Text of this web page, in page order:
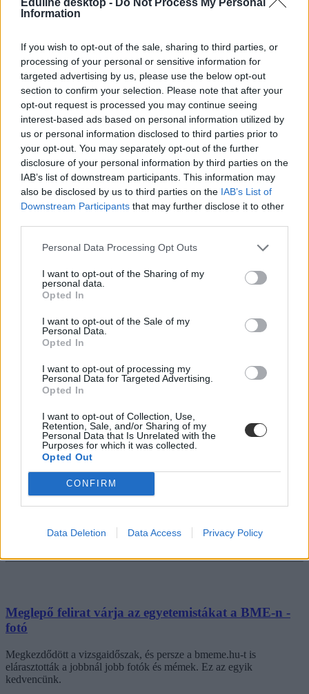
Information
If you wish to opt-out of the sale, sharing to third parties, or
processing of your personal or sensitive information for
targeted advertising by us, please use the below opt-out
section to confirm your selection. Please note that after your
opt-out request is processed you may continue seeing
interest-based ads based on personal information utilized by
us or personal information disclosed to third parties prior to
your opt-out. You may separately opt-out of the further
disclosure of your personal information by third parties on the
IAB’s list of downstream participants. This information may
also be disclosed by us to third parties on the IAB’s List of
Downstream Participants that may further disclose it to other
Personal Data Processing Opt Outs
I want to opt-out of the Sharing of my
personal data.
Opted In
I want to opt-out of the Sale of my
Personal Data.
Opted In
I want to opt-out of processing my
Personal Data for Targeted Advertising.
Opted In
I want to opt-out of Collection, Use,
Retention, Sale, and/or Sharing of my
Personal Data that Is Unrelated with the
Purposes for which it was collected.
Opted Out
CONFIRM
Data Deletion Data Access Privacy Policy
Balhé lett a BME zseniális ZH-feladatából
Úgy tűnik, nem tetszik a Nemzeti Adó- és Vámhivatal vezetőinek a
BME egyik vizsgafeladata - a hallgatóknak a kitiltási botrányról
kellett számításokat végezniük.
Felsőoktatás
Eduline
Ezeken a képeken röhög az internet: "ez most jegy
vagy pontszám?"
Nagy kedvencünk a bmeme.hu, ahol jobbnál jobb mémgyűjteményt
Felsőoktatás
Ezeken az egyetemistákon röhög az internet -
beindult a mémgyár
Felsőoktatás
A nap képe: így telik a vizsgaidőszak a BME-n
Az ünnepek alatt is érhetik kellemetlen meglepetések a hallgatókat -
Felsőoktatás
Meglepő felirat várja az egyetemistákat a BME-n -
fotó
Megkezdődött a vizsgaidőszak, és persze a bmeme.hu-t is
elárasztották a jobbnál jobb fotók és mémek. Ez az egyik
kedvencünk.